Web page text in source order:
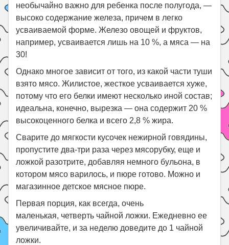
необычайно важно для ребенка после полугода, —
высоко содержание железа, причем в легко
усваиваемой форме. Железо овощей и фруктов,
например, усваивается лишь на 10 %, а мяса — на
30!
Однако многое зависит от того, из какой части туши
взято мясо. Жилистое, жесткое усваивается хуже,
потому что его белки имеют несколько иной состав;
идеальна, конечно, вырезка — она содержит 20 %
высокоценного белка и всего 2,8 % жира.
Сварите до мягкости кусочек нежирной говядины,
пропустите два-три раза через мясорубку, еще и
ложкой разотрите, добавляя немного бульона, в
котором мясо варилось, и пюре готово. Можно и
магазинное детское мясное пюре.
Первая порция, как всегда, очень
маленькая, четверть чайной ложки. Ежедневно ее
увеличивайте, и за неделю доведите до 1 чайной
ложки.